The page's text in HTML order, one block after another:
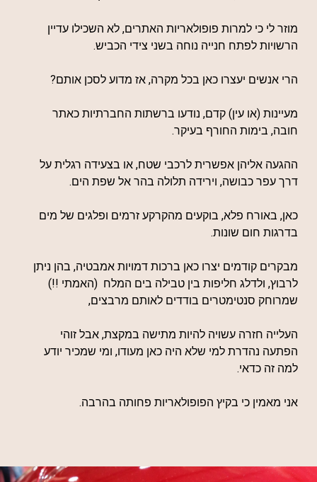
מוזר לי כי למרות פופולאריות האתרים, לא השכילו עדיין
הרשויות לפתח חנייה נוחה בשני צידי הכביש.
הרי אנשים יעצרו כאן בכל מקרה, אז מדוע לסכן אותם?
מעיינות (או עין) קדם, נודעו ברשתות החברתיות כאתר
חובה, בימות החורף בעיקר.
ההגעה אליהן אפשרית לרכבי שטח, או בצעידה רגלית על
דרך עפר כבושה, וירידה תלולה בהר אל שפת הים.
כאן, באורח פלא, בוקעים מהקרקע זרמים ופלגים של מים
בדרגות חום שונות.
מבקרים קודמים יצרו כאן ברכות דמויות אמבטיה, בהן ניתן
לרבוץ, ולדלג חליפות בין טבילה בים המלח (האמתי !!)
שמרוחק סנטימטרים בודדים לאותם מרבצים,
העלייה חזרה עשויה להיות מתישה במקצת, אבל זוהי
הפתעה נהדרת למי שלא היה כאן מעודו, ומי שמכיר יודע
למה זה כדאי.
אני מאמין כי בקיץ הפופולאריות פחותה בהרבה.